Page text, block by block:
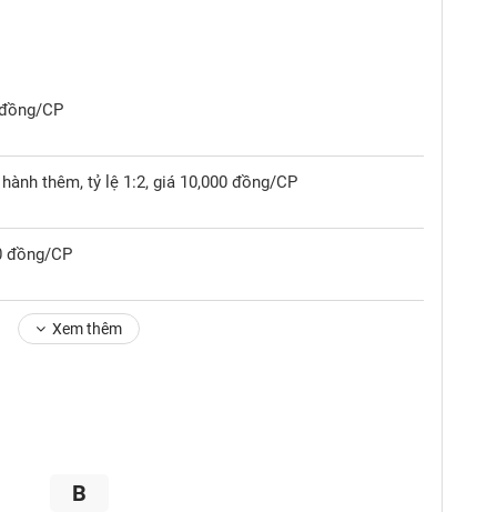
CP
thêm, tỷ lệ 1:2, giá 10,000 đồng/CP
đồng/CP
Xem thêm
B